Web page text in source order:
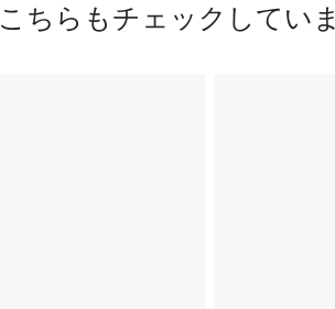
ちらもチェックしてい